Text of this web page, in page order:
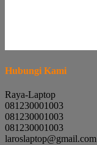
Hubungi Kami
Raya-Laptop
081230001003
081230001003
081230001003
laroslaptop@gmail.com